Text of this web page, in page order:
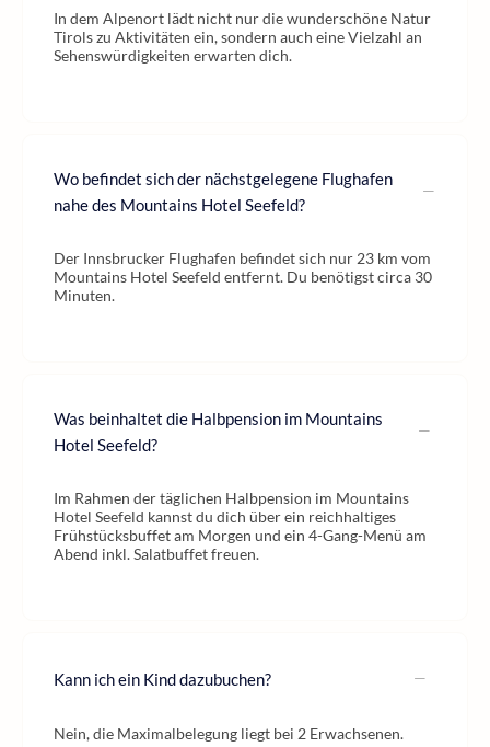
In dem Alpenort lädt nicht nur die wunderschöne Natur
Tirols zu Aktivitäten ein, sondern auch eine Vielzahl an
Sehenswürdigkeiten erwarten dich.
Wo befindet sich der nächstgelegene Flughafen
nahe des Mountains Hotel Seefeld?
Der Innsbrucker Flughafen befindet sich nur 23 km vom
Mountains Hotel Seefeld entfernt. Du benötigst circa 30
Minuten.
Was beinhaltet die Halbpension im Mountains
Hotel Seefeld?
Im Rahmen der täglichen Halbpension im Mountains
Hotel Seefeld kannst du dich über ein reichhaltiges
Frühstücksbuffet am Morgen und ein 4-Gang-Menü am
Abend inkl. Salatbuffet freuen.
Kann ich ein Kind dazubuchen?
Nein, die Maximalbelegung liegt bei 2 Erwachsenen.